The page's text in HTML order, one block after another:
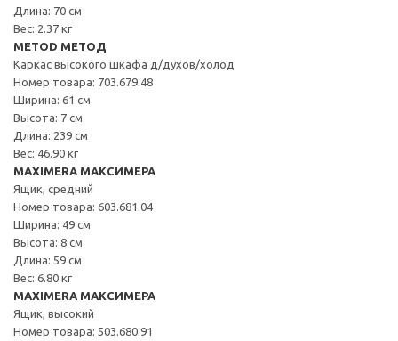
Длина: 70 см
Вес: 2.37 кг
METOD МЕТОД
Каркас высокого шкафа д/духов/холод
Номер товара: 703.679.48
Ширина: 61 см
Высота: 7 см
Длина: 239 см
Вес: 46.90 кг
MAXIMERA МАКСИМЕРА
Ящик, средний
Номер товара: 603.681.04
Ширина: 49 см
Высота: 8 см
Длина: 59 см
Вес: 6.80 кг
MAXIMERA МАКСИМЕРА
Ящик, высокий
Номер товара: 503.680.91